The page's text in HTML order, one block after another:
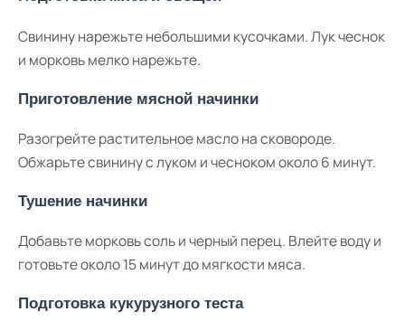
Свинину нарежьте небольшими кусочками. Лук чеснок
и морковь мелко нарежьте.
Приготовление мясной начинки
Разогрейте растительное масло на сковороде.
Обжарьте свинину с луком и чесноком около 6 минут.
Тушение начинки
Добавьте морковь соль и черный перец. Влейте воду и
готовьте около 15 минут до мягкости мяса.
Подготовка кукурузного теста